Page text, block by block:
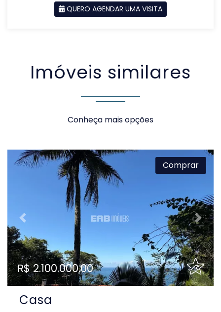
QUERO AGENDAR UMA VISITA
VOLTAR
Imóveis similares
Conheça mais opções
Previous Next
Comprar
R$ 2.100.000,00
Casa